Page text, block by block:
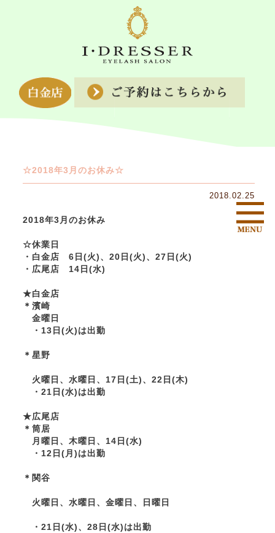
☆2018年3月のお休み☆
2018.02.25
2018年3月のお休み
☆休業日
・白金店 6日(火)、20日(火)、27日(火)
・広尾店 14日(水)
★白金店
＊濱崎
金曜日
・13日(火)は出勤
＊星野
火曜日、水曜日、17日(土)、22日(木)
・21日(水)は出勤
★広尾店
＊筒居
月曜日、木曜日、14日(水)
・12日(月)は出勤
＊関谷
火曜日、水曜日、金曜日、日曜日
・21日(水)、28日(水)は出勤